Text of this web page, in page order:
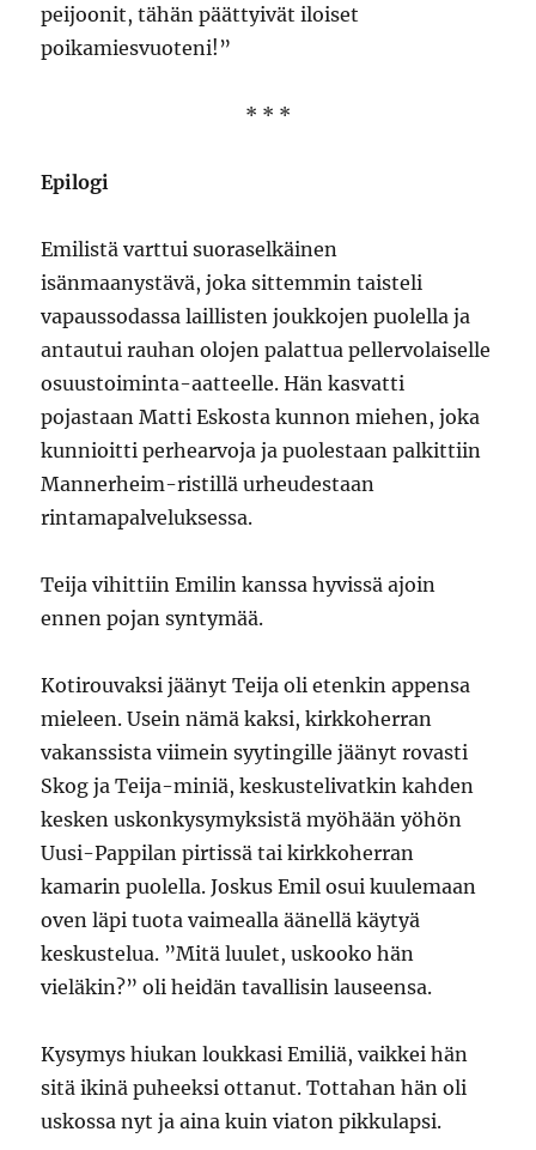
peijoonit, tähän päättyivät iloiset
poikamiesvuoteni!”
* * *
Epilogi
Emilistä varttui suoraselkäinen
isänmaanystävä, joka sittemmin taisteli
vapaussodassa laillisten joukkojen puolella ja
antautui rauhan olojen palattua pellervolaiselle
osuustoiminta-aatteelle. Hän kasvatti
pojastaan Matti Eskosta kunnon miehen, joka
kunnioitti perhearvoja ja puolestaan palkittiin
Mannerheim-ristillä urheudestaan
rintamapalveluksessa.
Teija vihittiin Emilin kanssa hyvissä ajoin
ennen pojan syntymää.
Kotirouvaksi jäänyt Teija oli etenkin appensa
mieleen. Usein nämä kaksi, kirkkoherran
vakanssista viimein syytingille jäänyt rovasti
Skog ja Teija-miniä, keskustelivatkin kahden
kesken uskonkysymyksistä myöhään yöhön
Uusi-Pappilan pirtissä tai kirkkoherran
kamarin puolella. Joskus Emil osui kuulemaan
oven läpi tuota vaimealla äänellä käytyä
keskustelua. ”Mitä luulet, uskooko hän
vieläkin?” oli heidän tavallisin lauseensa.
Kysymys hiukan loukkasi Emiliä, vaikkei hän
sitä ikinä puheeksi ottanut. Tottahan hän oli
uskossa nyt ja aina kuin viaton pikkulapsi.